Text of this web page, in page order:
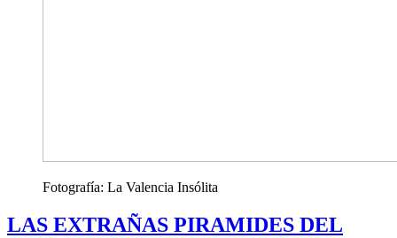
Fotografía: La Valencia Insólita
LAS EXTRAÑAS PIRAMIDES DEL